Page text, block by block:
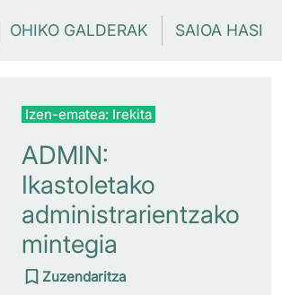
OHIKO GALDERAK SAIOA HASI
Izen-ematea: Irekita
ADMIN:
Ikastoletako
administrarientzako
mintegia
Zuzendaritza